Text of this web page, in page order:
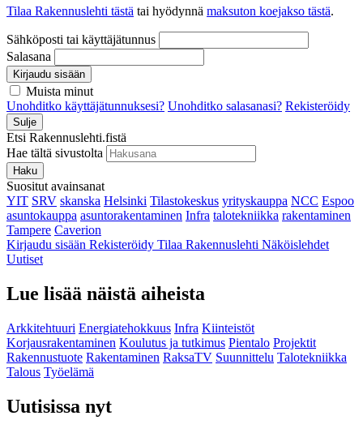
Tilaa Rakennuslehti tästä tai hyödynnä maksuton koejakso tästä.
Sähköposti tai käyttäjätunnus
Salasana
Kirjaudu sisään
Muista minut
Unohditko käyttäjätunnuksesi? Unohditko salasanasi? Rekisteröidy
Sulje
Etsi Rakennuslehti.fistä
Hae tältä sivustolta
Haku
Suositut avainsanat
YIT SRV skanska Helsinki Tilastokeskus yrityskauppa NCC Espoo
asuntokauppa asuntorakentaminen Infra talotekniikka rakentaminen
Tampere Caverion
Kirjaudu sisään Rekisteröidy Tilaa Rakennuslehti Näköislehdet
Uutiset
Lue lisää näistä aiheista
Arkkitehtuuri Energiatehokkuus Infra Kiinteistöt
Korjausrakentaminen Koulutus ja tutkimus Pientalo Projektit
Rakennustuote Rakentaminen RaksaTV Suunnittelu Talotekniikka
Talous Työelämä
Uutisissa nyt